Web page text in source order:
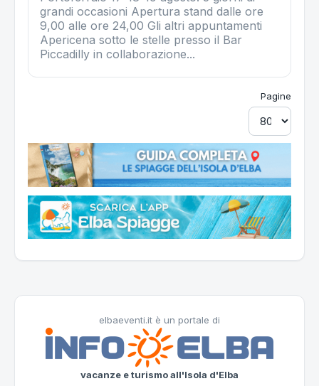
grandi occasioni Apertura stand dalle ore
9,00 alle ore 24,00 Gli altri appuntamenti
Apericena sotto le stelle presso il Bar
Piccadilly in collaborazione...
Pagine
elbaeventi.it è un portale di
vacanze e turismo all'Isola d'Elba